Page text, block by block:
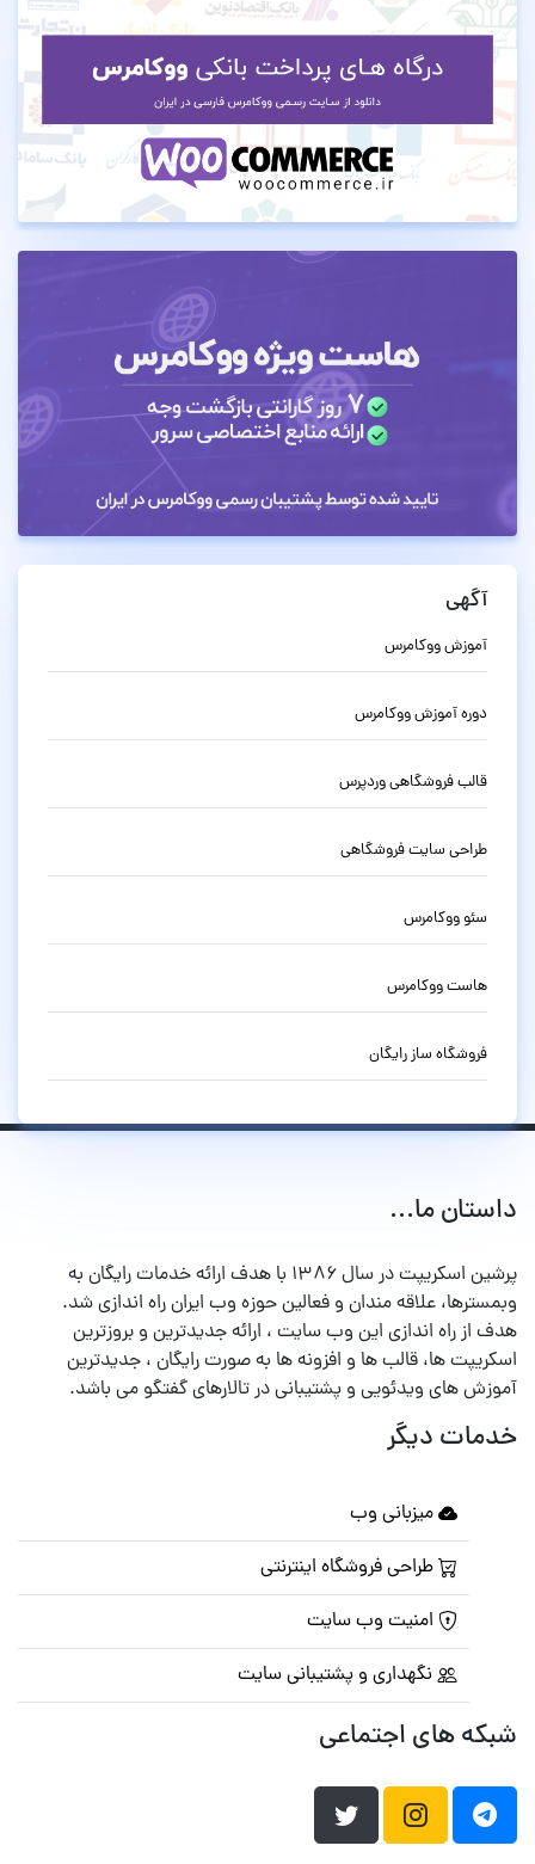
آگهی
آموزش ووکامرس
دوره آموزش ووکامرس
قالب فروشگاهی وردپرس
طراحی سایت فروشگاهی
سئو ووکامرس
هاست ووکامرس
فروشگاه ساز رایگان
داستان ما...
پرشین اسکریپت در سال ۱۳۸۶ با هدف ارائه خدمات رایگان به
وبمسترها، علاقه مندان و فعالین حوزه وب ایران راه اندازی شد.
هدف از راه اندازی این وب سایت ، ارائه جدیدترین و بروزترین
اسکریپت ها، قالب ها و افزونه ها به صورت رایگان ، جدیدترین
آموزش های ویدئویی و پشتیبانی در تالارهای گفتگو می باشد.
خدمات دیگر
میزبانی وب
طراحی فروشگاه اینترنتی
امنیت وب سایت
نگهداری و پشتیبانی سایت
شبکه های اجتماعی